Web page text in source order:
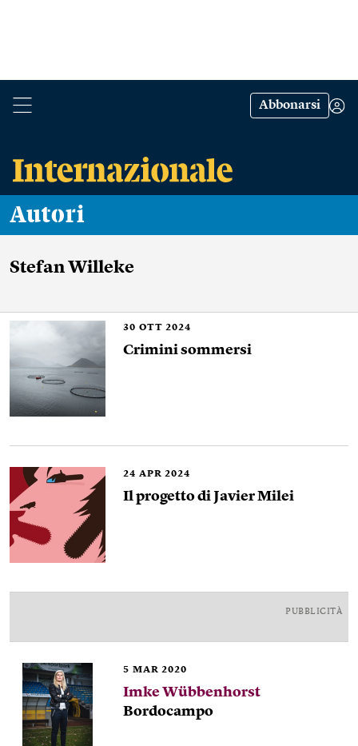
Abbonarsi
Autori
Stefan Willeke
30 OTT 2024
Crimini sommersi
24 APR 2024
Il progetto di Javier Milei
PUBBLICITÀ
5 MAR 2020
Imke Wübbenhorst
Bordocampo